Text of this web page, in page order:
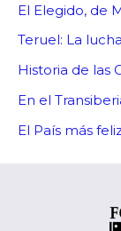
El Elegido, de
Teruel: La
Historia de las
En el
El País más